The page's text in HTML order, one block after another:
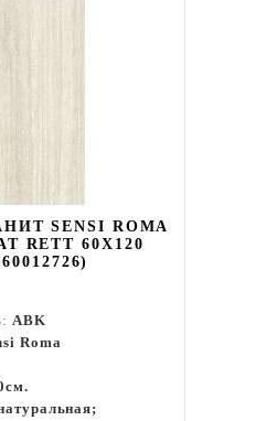
SENSI ROMA
RETT 60X120
ABK
Roma